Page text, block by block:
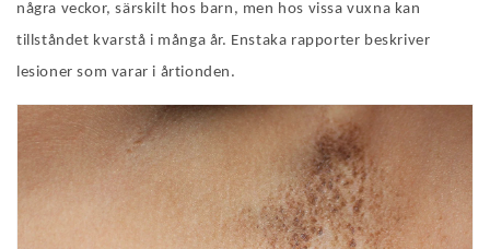
några veckor, särskilt hos barn, men hos vissa vuxna kan
tillståndet kvarstå i många år. Enstaka rapporter beskriver
lesioner som varar i årtionden.